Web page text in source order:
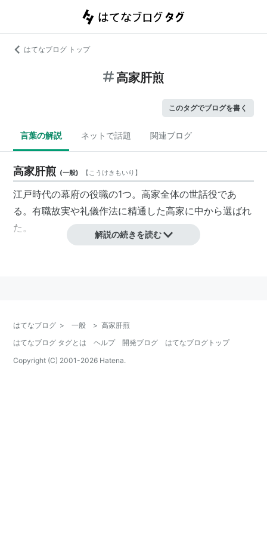
はてなブログ トップ
高家肝煎
このタグでブログを書く
言葉の解説 ネットで話題 関連ブログ
高家肝煎 (一般) 【こうけきもいり 】
江戸時代の幕府の役職の1つ。高家全体の世話役であ
る。有職故実や礼儀作法に精通した高家に中から選ばれ
た。
解説の続きを読む
はてなブログ > 一般 > 高家肝煎
はてなブログ タグとは
ヘルプ 開発ブログ
はてなブログトップ
Copyright (C) 2001-2026 Hatena.